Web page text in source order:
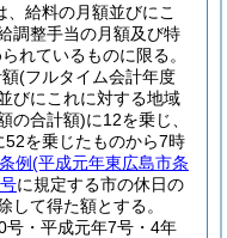
給料の月額並びにこ
調整手当の月額及び特
れているものに限る。
(フルタイム会計年度
びにこれに対する地域
の合計額)に12を乗じ、
を乗じたものから7時
例(平成元年東広島市条
に規定する市の休日の
して得た額とする。
・平成元年7号・4年